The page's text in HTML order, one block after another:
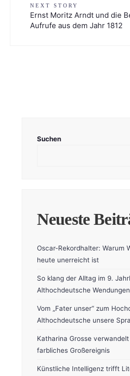
NEXT STORY
Ernst Moritz Arndt und die
Aufrufe aus dem Jahr 1812
Suchen
Neueste
Oscar-Rekordhalter: Warum
heute unerreicht ist
So klang der Alltag im 9.
Althochdeutsche
Vom „Fater unser“ zum
Althochdeutsche unsere
Katharina Grosse
farbliches Großereignis
Künstliche Intelligenz trifft